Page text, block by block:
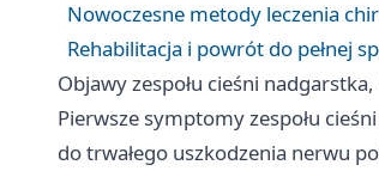
Nowoczesne metody leczenia
Rehabilitacja i powrót do pełnej
Objawy zespołu cieśni
Pierwsze symptomy zespołu
do trwałego uszkodzenia nerwu